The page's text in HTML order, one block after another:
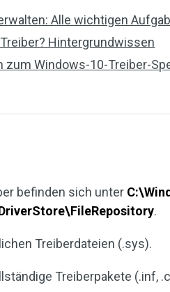
Alle wichtigen
Hintergrundwissen
zum Windows-10-Treiber-
befinden sich unter
.
Treiberdateien (.sys).
Treiberpakete (.inf,